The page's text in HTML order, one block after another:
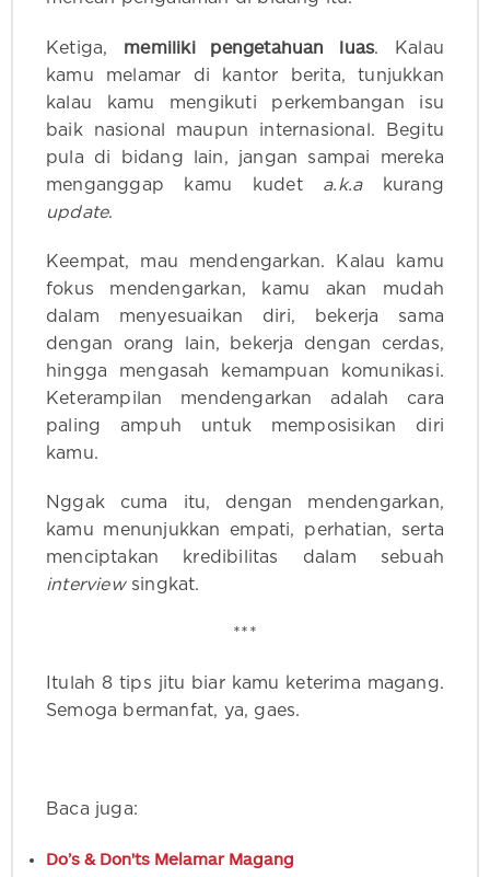
Ketiga, memiliki pengetahuan luas. Kalau
kamu melamar di kantor berita, tunjukkan
kalau kamu mengikuti perkembangan isu
baik nasional maupun internasional. Begitu
pula di bidang lain, jangan sampai mereka
menganggap kamu kudet a.k.akurang
update.
Keempat, mau mendengarkan. Kalau kamu
fokus mendengarkan, kamu akan mudah
dalam menyesuaikan diri, bekerja sama
dengan orang lain, bekerja dengan cerdas,
hingga mengasah kemampuan komunikasi.
Keterampilan mendengarkan adalah cara
paling ampuh untuk memposisikan diri
kamu.
Nggak cuma itu, dengan mendengarkan,
kamu menunjukkan empati, perhatian, serta
menciptakan kredibilitas dalam sebuah
interviewsingkat.
***
Itulah 8 tips jitu biar kamu keterima magang.
Semoga bermanfat, ya, gaes.
Baca juga:
Do’s & Don'ts Melamar Magang